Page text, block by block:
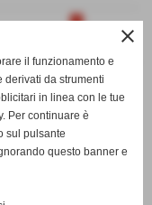
GF GS
GIORGIO
close
il funzionamento e
derivati da strumenti
in linea con le tue
Per continuare è
sul pulsante
questo banner e